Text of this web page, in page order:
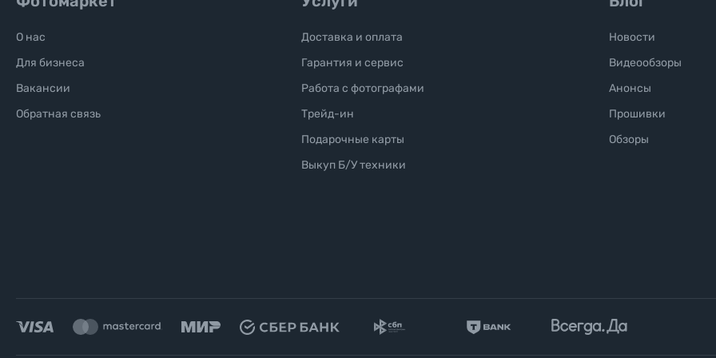
Уценённые товары
О нас
Для бизнеса
Вакансии
Обратная связь
Доставка и оплата
Гарантия и сервис
Работа с фотографами
Трейд-ин
Подарочные карты
Выкуп Б/У техники
Новости
Видеообзоры
Анонсы
Прошивки
Обзоры